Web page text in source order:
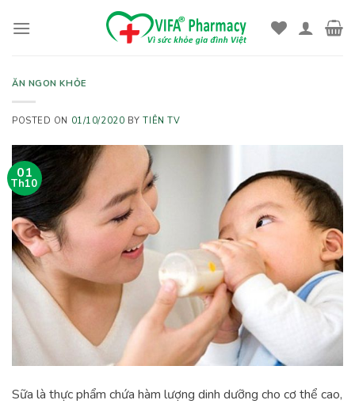
ĂN NGON KHỎE
POSTED ON 01/10/2020 BYTIÊN TV
01
Th10
Sữa là thực phẩm chứa hàm lượng dinh dưỡng cho cơ thể cao,